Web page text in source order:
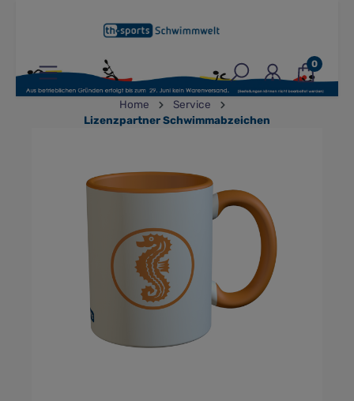
0
Home
Service
Lizenzpartner Schwimmabzeichen